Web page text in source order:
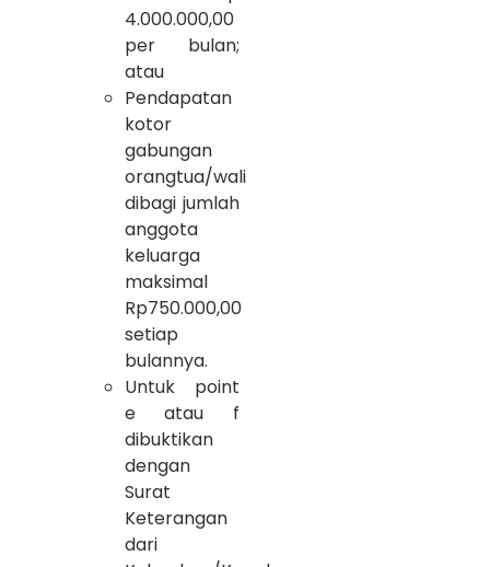
4.000.000,00
per bulan;
atau
Pendapatan
kotor
gabungan
orangtua/wali
dibagi jumlah
anggota
keluarga
maksimal
Rp750.000,00
setiap
bulannya.
Untuk point
e atau f
dibuktikan
dengan
Surat
Keterangan
dari